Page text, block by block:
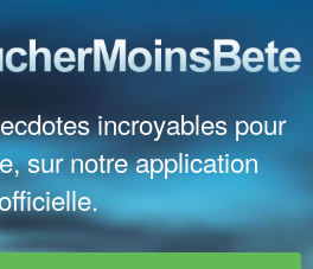
incroyables pour
sur notre application